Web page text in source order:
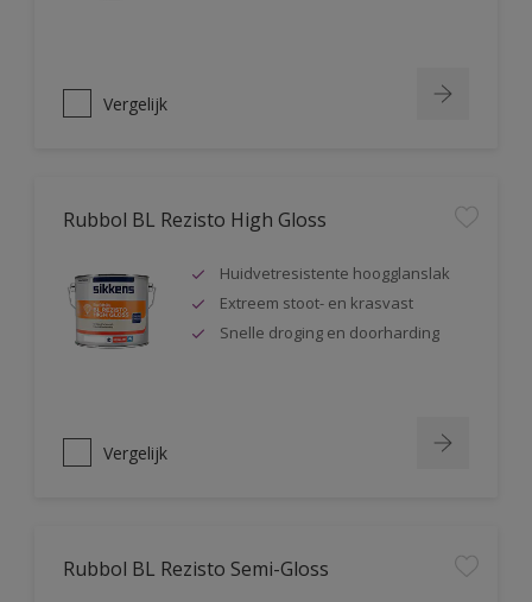
Vergelijk
Rubbol BL Rezisto High Gloss
Huidvetresistente hoogglanslak
Extreem stoot- en krasvast
Snelle droging en doorharding
Vergelijk
Rubbol BL Rezisto Semi-Gloss